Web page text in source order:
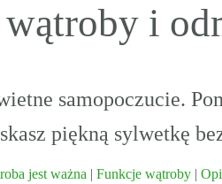
i
samopoczucie.
piękną sylwetkę
jest ważna | Funkcje wątroby |